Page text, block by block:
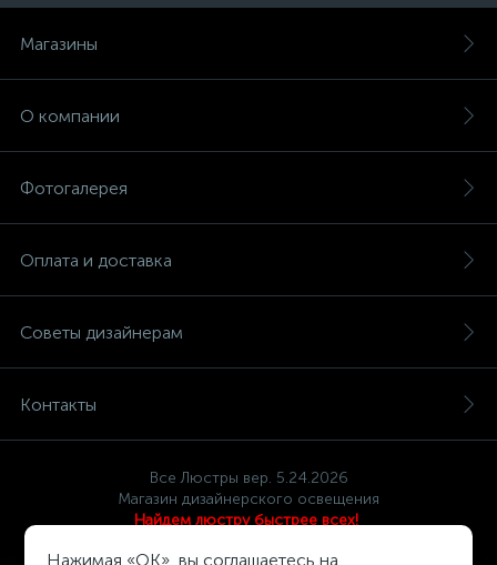
Магазины
О компании
Фотогалерея
Оплата и доставка
Советы дизайнерам
Контакты
Все Люстры вер. 5.24.2026
Магазин дизайнерского освещения
Найдем люстру быстрее всех!
Политика компании в отношении обработки персональных
Нажимая «OK», вы соглашаетесь на